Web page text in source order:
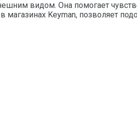
видом. Она помогает
Keyman, позволяет